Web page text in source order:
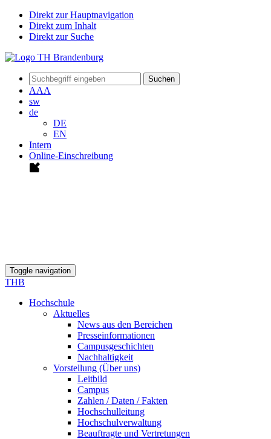
Direkt zur Hauptnavigation
Direkt zum Inhalt
Direkt zur Suche
Suchen
AAA
sw
de
DE
EN
Intern
Online-Einschreibung
Toggle navigation
THB
Hochschule
Aktuelles
News aus den Bereichen
Presseinformationen
Campusgeschichten
Nachhaltigkeit
Vorstellung (Über uns)
Leitbild
Campus
Zahlen / Daten / Fakten
Hochschulleitung
Hochschulverwaltung
Beauftragte und Vertretungen